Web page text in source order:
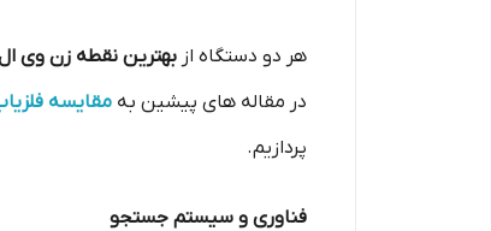
هر دو دستگاه از بهترین نقطه زن وی
در مقاله های پیشین به مقایسه
پردازیم.
فناوری و سیستم جستجو